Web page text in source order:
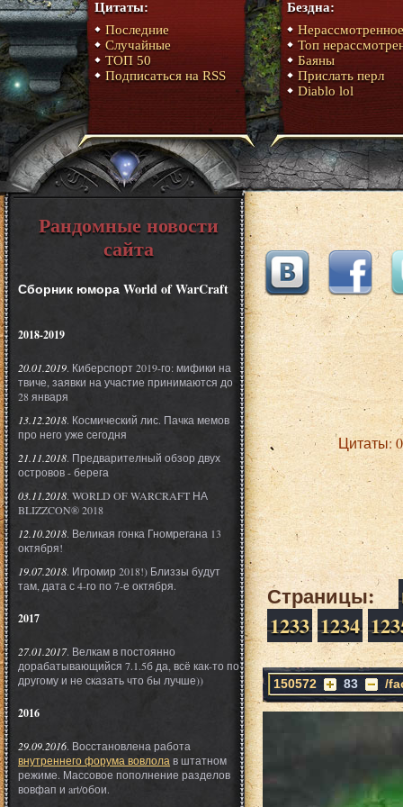
Цитаты:
Последние
Случайные
ТОП 50
Подписаться на RSS
Бездна:
Нерассмотренное
Топ
Баяны
Прислать перл
Diablo lol
Рандомные новости
сайта
Сборник юмора World of WarCraft
2018-2019
20.01.2019. Киберспорт 2019-го: мифики на
твиче, заявки на участие принимаются до
28 января
13.12.2018. Космический лис. Пачка мемов
про него уже сегодня
21.11.2018. Предварителный обзор двух
островов - берега
03.11.2018. WORLD OF WARCRAFT НА
BLIZZCON® 2018
12.10.2018. Великая гонка Гномрегана 13
октября!
19.07.2018. Игромир 2018!) Близзы будут
там, дата с 4-го по 7-е октября.
2017
27.01.2017. Велкам в постоянно
дорабатывающийся 7.1.5б да, всё как-то по
другому и не сказать что бы лучше))
2016
29.09.2016. Восстановлена работа
внутреннего форума вовлола в штатном
режиме. Массовое пополнение разделов
вовфап и art/обои.
Цитаты:
Страницы:
1233 1234
150572 83 /